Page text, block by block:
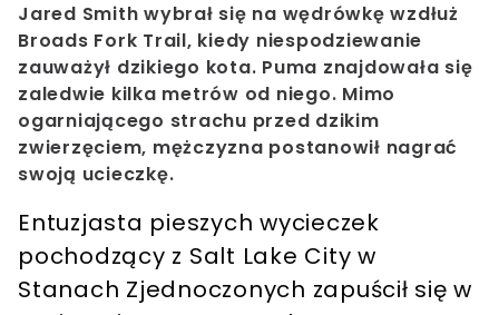
Jared Smith wybrał się na wędrówkę wzdłuż
Broads Fork Trail, kiedy niespodziewanie
zauważył dzikiego kota. Puma znajdowała się
zaledwie kilka metrów od niego. Mimo
ogarniającego strachu przed dzikim
zwierzęciem, mężczyzna postanowił nagrać
swoją ucieczkę.
Entuzjasta pieszych wycieczek
pochodzący z Salt Lake City w
Stanach Zjednoczonych zapuścił się w